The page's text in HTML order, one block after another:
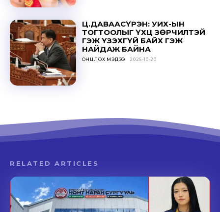
Ц.ДАВААСҮРЭН: УИХ-ЫН
ТОГТООЛЫГ ҮХЦ ЗӨРЧИЛТЭЙ
ГЭЖ ҮЗЭХГҮЙ БАЙХ ГЭЖ
НАЙДАЖ БАЙНА
ОНЦЛОХ МЭДЭЭ 2025-10-20
RELATED ARTICLES